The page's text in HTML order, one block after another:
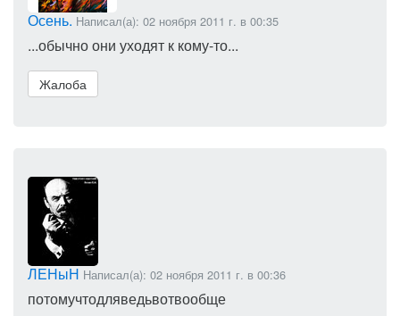
Осень. Написал(а): 02 ноября 2011 г. в 00:35
...обычно они уходят к кому-то...
Жалоба
ЛЕНыН Написал(а): 02 ноября 2011 г. в 00:36
потомучтодляведьвотвообще